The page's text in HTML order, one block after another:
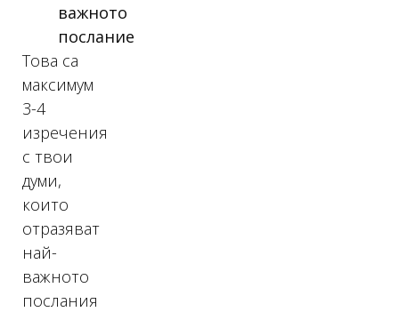
важното
послание
Това са
максимум
3-4
изречения
с твои
думи,
които
отразяват
най-
важното
послания